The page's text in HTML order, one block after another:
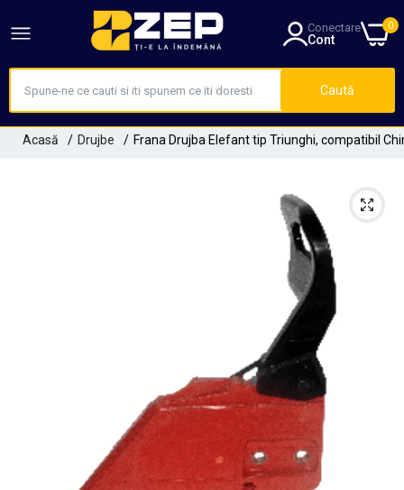
Conectare
Cont
0
Caută
Acasă Drujbe Frana Drujba Elefant tip Triunghi, compatibil